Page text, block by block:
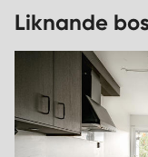
Liknande